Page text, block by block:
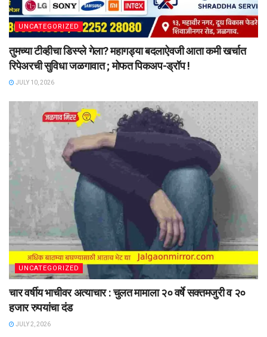
UNCATEGORIZED
तुमच्या टीव्हीचा डिस्प्ले गेला? महागड्या बदलाऐवजी आता कमी खर्चात
रिपेअरची सुविधा जळगावात ; मोफत पिकअप-ड्रॉप !
JULY 10, 2026
UNCATEGORIZED
चार वर्षीय भाचीवर अत्याचार : चुलत मामाला २० वर्षे सक्तमजुरी व २०
हजार रुपयांचा दंड
JULY 2, 2026